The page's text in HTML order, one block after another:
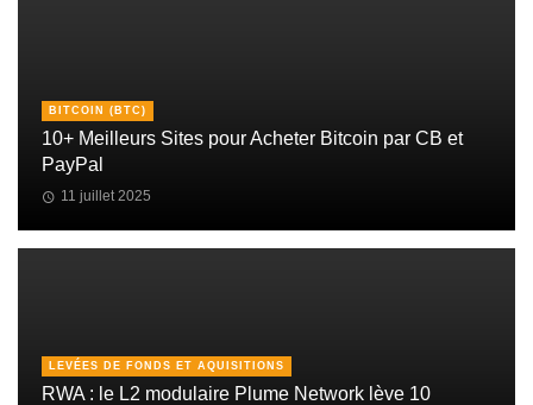
BITCOIN (BTC)
10+ Meilleurs Sites pour Acheter Bitcoin par CB et
PayPal
11 juillet 2025
LEVÉES DE FONDS ET AQUISITIONS
RWA : le L2 modulaire Plume Network lève 10